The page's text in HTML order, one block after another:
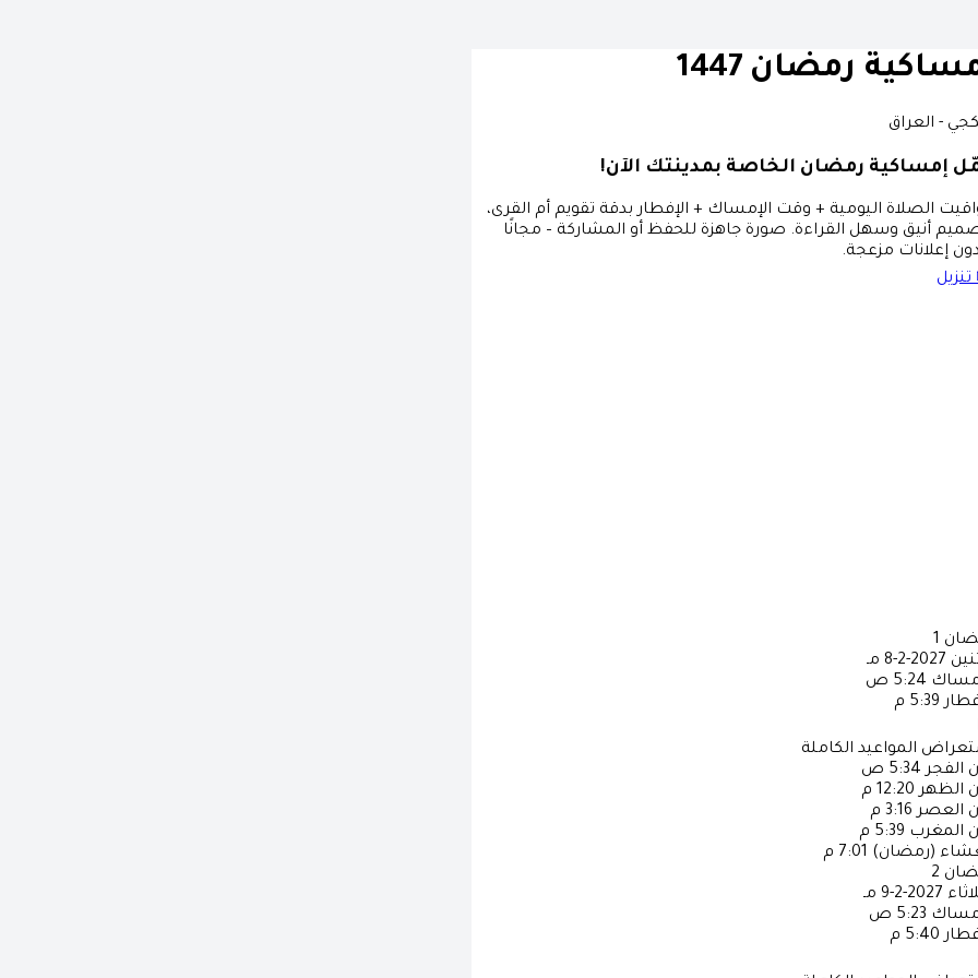
رمضان 1447
- العراق
إمساكية رمضان الخاصة بمدينتك الآن!
الصلاة اليومية + وقت الإمساك + الإفطار بدقة تقويم أم القرى،
أنيق وسهل القراءة. صورة جاهزة للحفظ أو المشاركة – مجانًا
إعلانات مزعجة.
1
2027-2-8 مـ
5:24 ص
5:39 م
المواعيد الكاملة
الفجر 5:34 ص
الظهر 12:20 م
العصر 3:16 م
المغرب 5:39 م
(رمضان) 7:01 م
2
2027-2-9 مـ
5:23 ص
5:40 م